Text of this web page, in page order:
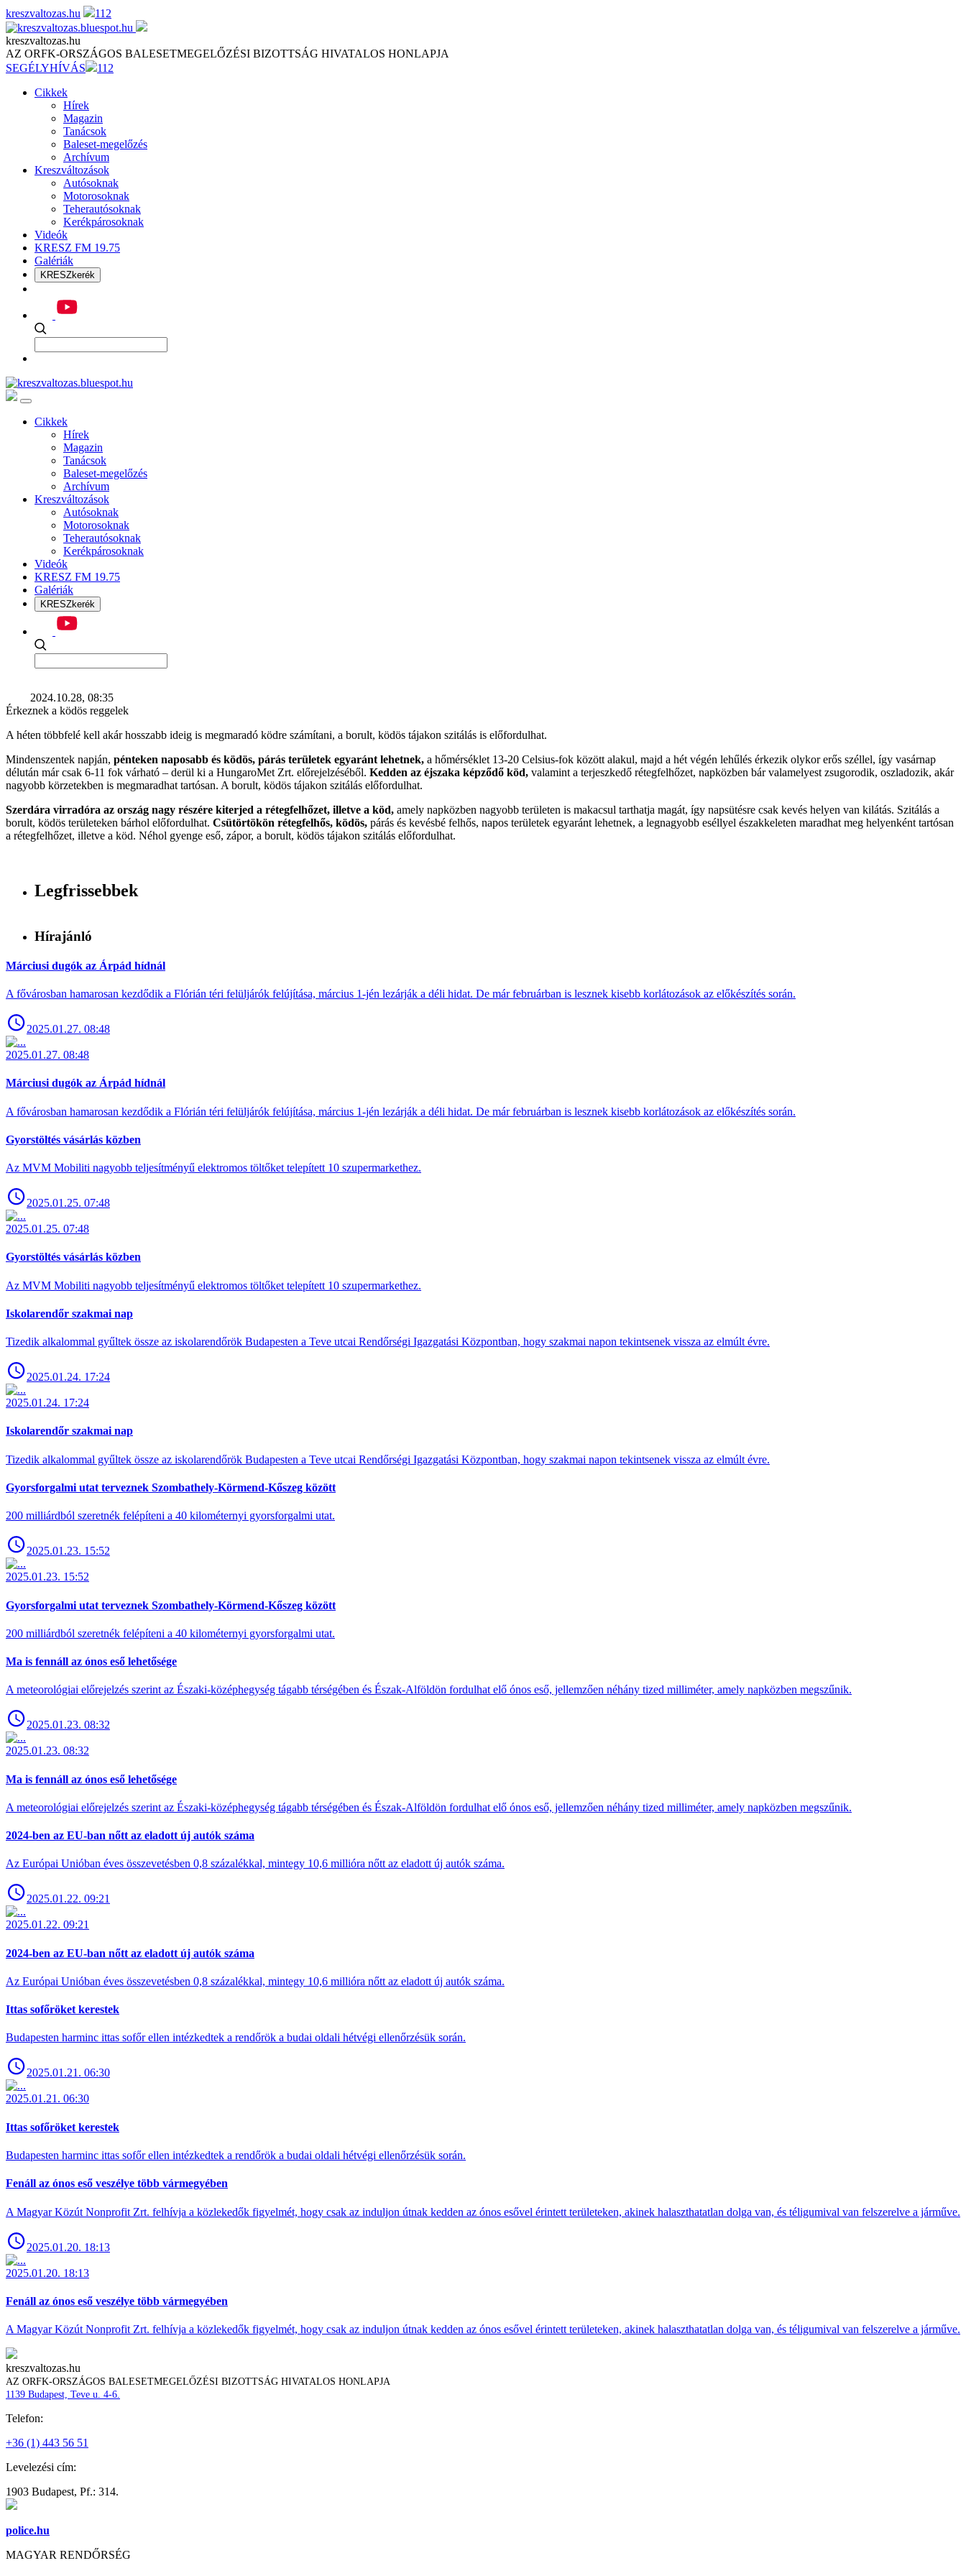
Skip
to
content
kreszvaltozas.hu 112
kreszvaltozas.hu
AZ ORFK-ORSZÁGOS BALESETMEGELŐZÉSI BIZOTTSÁG HIVATALOS HONLAPJA
SEGÉLYHÍVÁS
112
Cikkek
Hírek
Magazin
Tanácsok
Baleset-megelőzés
Archívum
Kreszváltozások
Autósoknak
Motorosoknak
Teherautósoknak
Kerékpárosoknak
Videók
KRESZ FM 19.75
Galériák
KRESZkerék
Cikkek
Hírek
Magazin
Tanácsok
Baleset-megelőzés
Archívum
Kreszváltozások
Autósoknak
Motorosoknak
Teherautósoknak
Kerékpárosoknak
Videók
KRESZ FM 19.75
Galériák
KRESZkerék
2024.10.28, 08:35
Érkeznek a ködös reggelek
A héten többfelé kell akár hosszabb ideig is megmaradó ködre számítani, a borult, ködös tájakon szitálás is előfordulhat.
Mindenszentek napján, pénteken naposabb és ködös, párás területek egyaránt lehetnek, a hőmérséklet 13-20 Celsius-fok között alakul, majd a hét végén lehűlés érkezik olykor erős széllel, így vasárnap
délután már csak 6-11 fok várható – derül ki a HungaroMet Zrt. előrejelzéséből. Kedden az éjszaka képződő köd, valamint a terjeszkedő rétegfelhőzet, napközben bár valamelyest zsugorodik, oszladozik, akár
nagyobb körzetekben is megmaradhat tartósan. A borult, ködös tájakon szitálás előfordulhat.
Szerdára virradóra az ország nagy részére kiterjed a rétegfelhőzet, illetve a köd, amely napközben nagyobb területen is makacsul tarthatja magát, így napsütésre csak kevés helyen van kilátás. Szitálás a
borult, ködös területeken bárhol előfordulhat. Csütörtökön rétegfelhős, ködös, párás és kevésbé felhős, napos területek egyaránt lehetnek, a legnagyobb eséllyel északkeleten maradhat meg helyenként tartósan
a rétegfelhőzet, illetve a köd. Néhol gyenge eső, zápor, a borult, ködös tájakon szitálás előfordulhat.
Legfrissebbek
Hírajánló
Márciusi dugók az Árpád hídnál
A fővárosban hamarosan kezdődik a Flórián téri felüljárók felújítása, március 1-jén lezárják a déli hidat. De már februárban is lesznek kisebb korlátozások az előkészítés során.
2025.01.27. 08:48
2025.01.27. 08:48
Márciusi dugók az Árpád hídnál
A fővárosban hamarosan kezdődik a Flórián téri felüljárók felújítása, március 1-jén lezárják a déli hidat. De már februárban is lesznek kisebb korlátozások az előkészítés során.
Gyorstöltés vásárlás közben
Az MVM Mobiliti nagyobb teljesítményű elektromos töltőket telepített 10 szupermarkethez.
2025.01.25. 07:48
2025.01.25. 07:48
Gyorstöltés vásárlás közben
Az MVM Mobiliti nagyobb teljesítményű elektromos töltőket telepített 10 szupermarkethez.
Iskolarendőr szakmai nap
Tizedik alkalommal gyűltek össze az iskolarendőrök Budapesten a Teve utcai Rendőrségi Igazgatási Központban, hogy szakmai napon tekintsenek vissza az elmúlt évre.
2025.01.24. 17:24
2025.01.24. 17:24
Iskolarendőr szakmai nap
Tizedik alkalommal gyűltek össze az iskolarendőrök Budapesten a Teve utcai Rendőrségi Igazgatási Központban, hogy szakmai napon tekintsenek vissza az elmúlt évre.
Gyorsforgalmi utat terveznek Szombathely-Körmend-Kőszeg között
200 milliárdból szeretnék felépíteni a 40 kilométernyi gyorsforgalmi utat.
2025.01.23. 15:52
2025.01.23. 15:52
Gyorsforgalmi utat terveznek Szombathely-Körmend-Kőszeg között
200 milliárdból szeretnék felépíteni a 40 kilométernyi gyorsforgalmi utat.
Ma is fennáll az ónos eső lehetősége
A meteorológiai előrejelzés szerint az Északi-középhegység tágabb térségében és Észak-Alföldön fordulhat elő ónos eső, jellemzően néhány tized milliméter, amely napközben megszűnik.
2025.01.23. 08:32
2025.01.23. 08:32
Ma is fennáll az ónos eső lehetősége
A meteorológiai előrejelzés szerint az Északi-középhegység tágabb térségében és Észak-Alföldön fordulhat elő ónos eső, jellemzően néhány tized milliméter, amely napközben megszűnik.
2024-ben az EU-ban nőtt az eladott új autók száma
Az Európai Unióban éves összevetésben 0,8 százalékkal, mintegy 10,6 millióra nőtt az eladott új autók száma.
2025.01.22. 09:21
2025.01.22. 09:21
2024-ben az EU-ban nőtt az eladott új autók száma
Az Európai Unióban éves összevetésben 0,8 százalékkal, mintegy 10,6 millióra nőtt az eladott új autók száma.
Ittas sofőröket kerestek
Budapesten harminc ittas sofőr ellen intézkedtek a rendőrök a budai oldali hétvégi ellenőrzésük során.
2025.01.21. 06:30
2025.01.21. 06:30
Ittas sofőröket kerestek
Budapesten harminc ittas sofőr ellen intézkedtek a rendőrök a budai oldali hétvégi ellenőrzésük során.
Fenáll az ónos eső veszélye több vármegyében
A Magyar Közút Nonprofit Zrt. felhívja a közlekedők figyelmét, hogy csak az induljon útnak kedden az ónos esővel érintett területeken, akinek halaszthatatlan dolga van, és téligumival van felszerelve a járműve.
2025.01.20. 18:13
2025.01.20. 18:13
Fenáll az ónos eső veszélye több vármegyében
A Magyar Közút Nonprofit Zrt. felhívja a közlekedők figyelmét, hogy csak az induljon útnak kedden az ónos esővel érintett területeken, akinek halaszthatatlan dolga van, és téligumival van felszerelve a járműve.
kreszvaltozas.hu
AZ ORFK-ORSZÁGOS BALESETMEGELŐZÉSI BIZOTTSÁG HIVATALOS HONLAPJA
1139 Budapest, Teve u. 4-6.
Telefon:
+36 (1) 443 56 51
Levelezési cím:
1903 Budapest, Pf.: 314.
police.hu
MAGYAR RENDŐRSÉG